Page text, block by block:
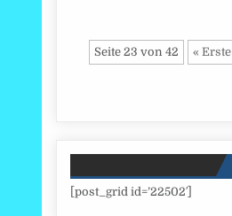
Seite 23 von 42 « Erste
[post_grid id=’22502′]